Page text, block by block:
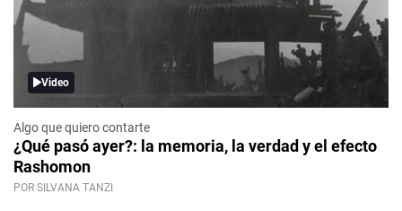
Video
Algo que quiero contarte
¿Qué pasó ayer?: la memoria, la verdad y el efecto
Rashomon
POR SILVANA TANZI